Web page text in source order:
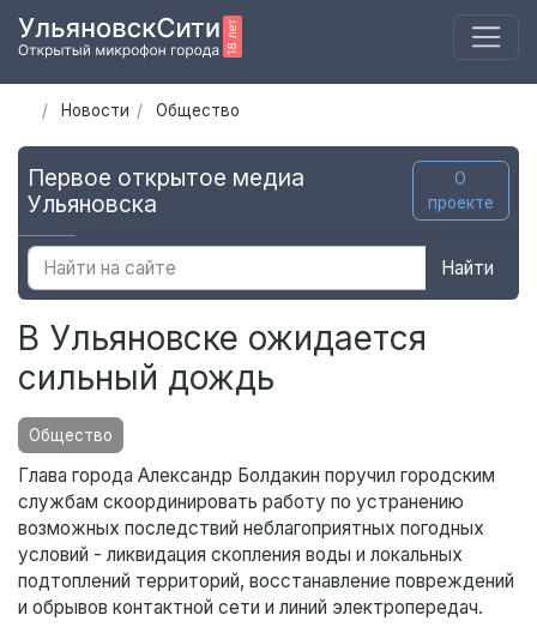
Новости Общество
Первое открытое медиа
Ульяновска
О
проекте
Найти
В Ульяновске ожидается
сильный дождь
Общество
Глава города Александр Болдакин поручил городским
службам скоординировать работу по устранению
возможных последствий неблагоприятных погодных
условий - ликвидация скопления воды и локальных
подтоплений территорий, восстанавление повреждений
и обрывов контактной сети и линий электропередач.